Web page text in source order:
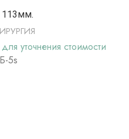
113мм.
уточнения стоимости
5s